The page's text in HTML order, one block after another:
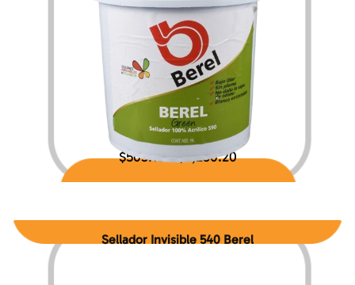
$503.16– 2,230.20
Sellador Invisible 540 Berel